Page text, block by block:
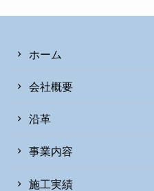
ホーム
会社概要
沿革
事業内容
施工実績